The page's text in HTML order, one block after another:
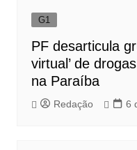
G1
PF desarticula
virtual’ de
na Paraíba
Redação 6